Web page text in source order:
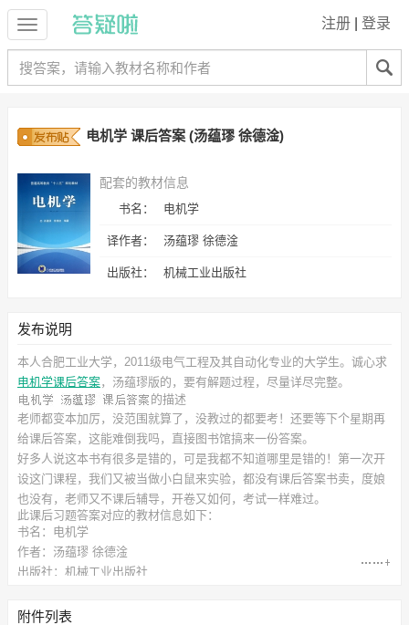
注册 登录
电机学 课后答案 (汤蕴璆 徐德淦)
配套的教材信息
书名： 电机学
译作者： 汤蕴璆 徐德淦
出版社： 机械工业出版社
发布说明
本人合肥工业大学，2011级电气工程及其自动化专业的大学生。诚心求
电机学课后答案，汤蕴璆版的，要有解题过程，尽量详尽完整。
的描述
老师都变本加厉，没范围就算了，没教过的都要考！还要等下个星期再
给课后答案，这能难倒我吗，直接图书馆搞来一份答案。
好多人说这本书有很多是错的，可是我都不知道哪里是错的！第一次开
设这门课程，我们又被当做小白鼠来实验，都没有课后答案书卖，度娘
也没有，老师又不课后辅导，开卷又如何，考试一样难过。
此课后习题答案对应的教材信息如下：
书名：电机学
作者：汤蕴璆 徐德淦
出版社：机械工业出版社
附件列表